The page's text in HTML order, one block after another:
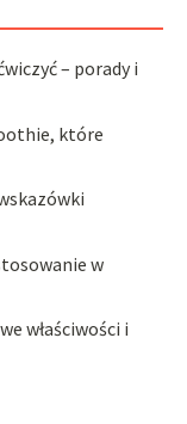
– porady i
które
w
właściwości i